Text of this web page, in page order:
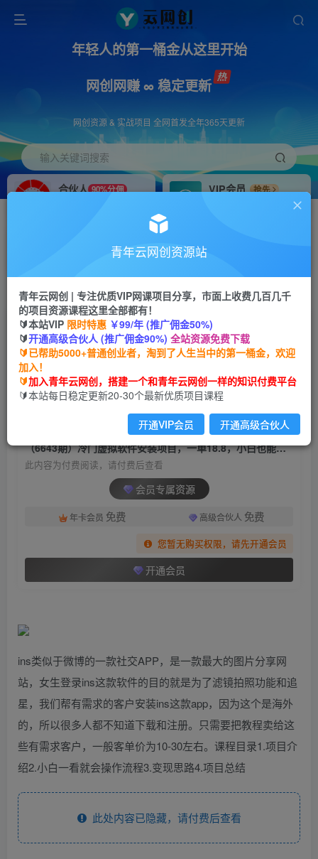
年轻人的第一桶金从这里开始
网创网赚 ∞ 稳定更新
网创资源 & 实战项目 全网首发全年365天更新
输入关键词搜索
合伙人 90%分佣
VIP会员
抢先
搭建同款网站，自己当老板
首页 创业课程 会员专属 正文
（6643期）冷门虚拟软件安装项目，一单18.8，
小白也能月入3W＋
青年云网创
2年前发布
关注 私信
（6643期）冷门虚拟软件安装项目，一单18.8，小白也能月入3W＋
此内容为付费阅读，请付费后查看
会员专属资源
年卡会员 免费 高级合伙人 免费
您暂无购买权限，请先开通会员
开通会员
ins类似于微博的一款社交APP，是一款最大的图片分享网
站，女生登录ins这款软件的目的就是为了滤镜拍照功能和追
星，我们帮有需求的客户安装ins这款app，因为这个是海外
的，所以很多人都不知道下载和注册。只需要把教程卖给这
些有需求客户，一般客单价为10-30左右。课程目录1.项目介
绍2.小白一看就会操作流程3.变现思路4.项目总结
此处内容已隐藏，请付费后查看
青年云网创资源站
青年云网创 | 专注优质VIP网课项目分享，市面上收费几百几千
的项目资源课程这里全部都有！
🔰本站VIP 限时特惠 ￥99/年 (推广佣金50%)
🔰开通高级合伙人 (推广佣金90%) 全站资源免费下载
🔰已帮助5000+普通创业者，淘到了人生当中的第一桶金，欢迎
加入！
🔰加入青年云网创，搭建一个和青年云网创一样的知识付费平台
🔰本站每日稳定更新20-30个最新优质项目课程
开通VIP会员 开通高级合伙人